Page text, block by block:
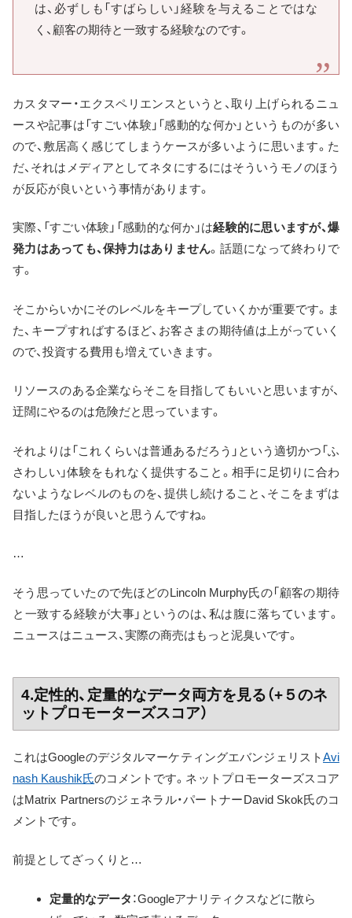
は、必ずしも「すばらしい」経験を与えることではな
く、顧客の期待と一致する経験なのです。
カスタマー・エクスペリエンスというと、取り上げられるニュ
ースや記事は「すごい体験」「感動的な何か」というものが多い
ので、敷居高く感じてしまうケースが多いように思います。た
だ、それはメディアとしてネタにするにはそういうモノのほう
が反応が良いという事情があります。
実際、「すごい体験」「感動的な何か」は経験的に思いますが、爆
発力はあっても、保持力はありません。話題になって終わりで
す。
そこからいかにそのレベルをキープしていくかが重要です。ま
た、キープすればするほど、お客さまの期待値は上がっていく
ので、投資する費用も増えていきます。
リソースのある企業ならそこを目指してもいいと思いますが、
迂闊にやるのは危険だと思っています。
それよりは「これくらいは普通あるだろう」という適切かつ「ふ
さわしい」体験をもれなく提供すること。相手に足切りに合わ
ないようなレベルのものを、提供し続けること、そこをまずは
目指したほうが良いと思うんですね。
…
そう思っていたので先ほどのLincoln Murphy氏の「顧客の期待
と一致する経験が大事」というのは、私は腹に落ちています。
ニュースはニュース、実際の商売はもっと泥臭いです。
4.定性的、定量的なデータ両方を見る（+５のネ
ットプロモーターズスコア）
これはGoogleのデジタルマーケティングエバンジェリストAvi
nash Kaushik氏のコメントです。ネットプロモーターズスコア
はMatrix Partnersのジェネラル・パートナーDavid Skok氏のコ
メントです。
前提としてざっくりと…
定量的なデータ ：Googleアナリティクスなどに散ら